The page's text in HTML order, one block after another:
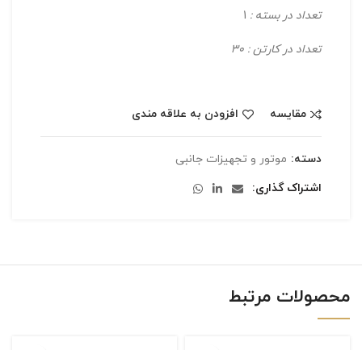
تعداد در بسته :
تعداد در کارتن : 30
مقایسه افزودن به علاقه مندی
دسته: موتور و تجهیزات جانبی
اشتراک گذاری
محصولات مرتبط